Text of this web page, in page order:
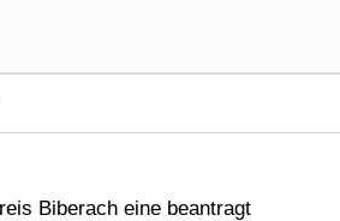
Biberach eine beantragt